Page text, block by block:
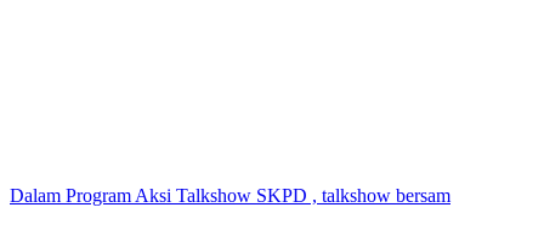
Dalam Program Aksi Talkshow SKPD , talkshow bersam